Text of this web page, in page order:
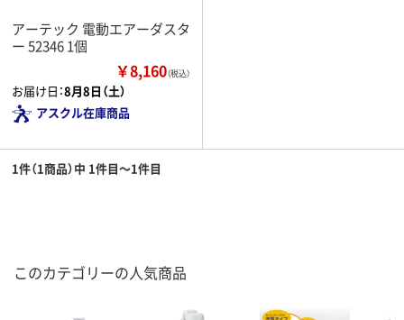
アーテック 電動エアーダスタ
ー 52346 1個
￥8,160（税込）
お届け日：8月8日（土）
アスクル在庫商品
1件（1商品）中 1件目～1件目
このカテゴリーの人気商品